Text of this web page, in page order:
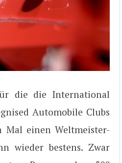
die die International
Automobile Clubs
Mal einen Weltmeister-
wieder bestens. Zwar